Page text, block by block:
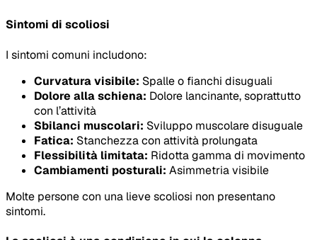
Sintomi di scoliosi
I sintomi comuni includono:
Curvatura visibile: Spalle o fianchi disuguali
Dolore alla schiena: Dolore lancinante, soprattutto
con l’attività
Sbilanci muscolari: Sviluppo muscolare disuguale
Fatica: Stanchezza con attività prolungata
Flessibilità limitata: Ridotta gamma di movimento
Cambiamenti posturali: Asimmetria visibile
Molte persone con una lieve scoliosi non presentano
sintomi.